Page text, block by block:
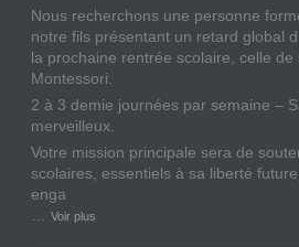
Nous recherchons une personne
notre fils présentant un retard global
la prochaine rentrée scolaire, celle
Montessori.
2 à 3 demie journées par semaine –
merveilleux.
Votre mission principale sera de
scolaires, essentiels à sa liberté
enga
…Voir plus